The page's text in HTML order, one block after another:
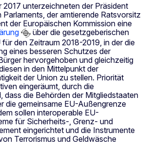
2017 unterzeichneten der Präsident
Parlaments, der amtierende Ratsvorsitz
der Europäischen Kommission eine
über die gesetzgeberischen
den Zeitraum 2018-2019, in der die
eines besseren Schutzes der
hervorgehoben und gleichzeitig
in den Mittelpunkt der
der Union zu stellen. Priorität
eingeräumt, durch die
dass die Behörden der Mitgliedstaaten
die gemeinsame EU-Außengrenze
sollen interoperable EU-
für Sicherheits-, Grenz- und
eingerichtet und die Instrumente
Terrorismus und Geldwäsche